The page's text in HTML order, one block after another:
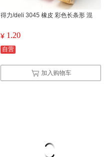
得力/deli 3045 橡皮 彩色长条形 混
¥ 1.20
自营
加入购物车